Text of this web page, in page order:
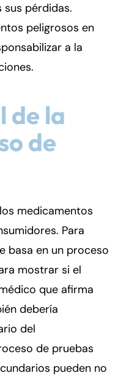
pérdidas.
peligrosos en
a la
de la
de
medicamentos
Para
basa en un proceso
mostrar si el
que afirma
debería
del
de pruebas
pueden no
8:30 AM – 5:00 PM
8:30 AM – 5:00 PM
8:30 AM – 5:00 PM
8:30 AM – 5:00 PM
Closed
8:30 AM – 5:00 PM
8:30 AM – 5:00 PM
8:30 AM – 5:00 PM
8:30 AM – 5:00 PM
Closed